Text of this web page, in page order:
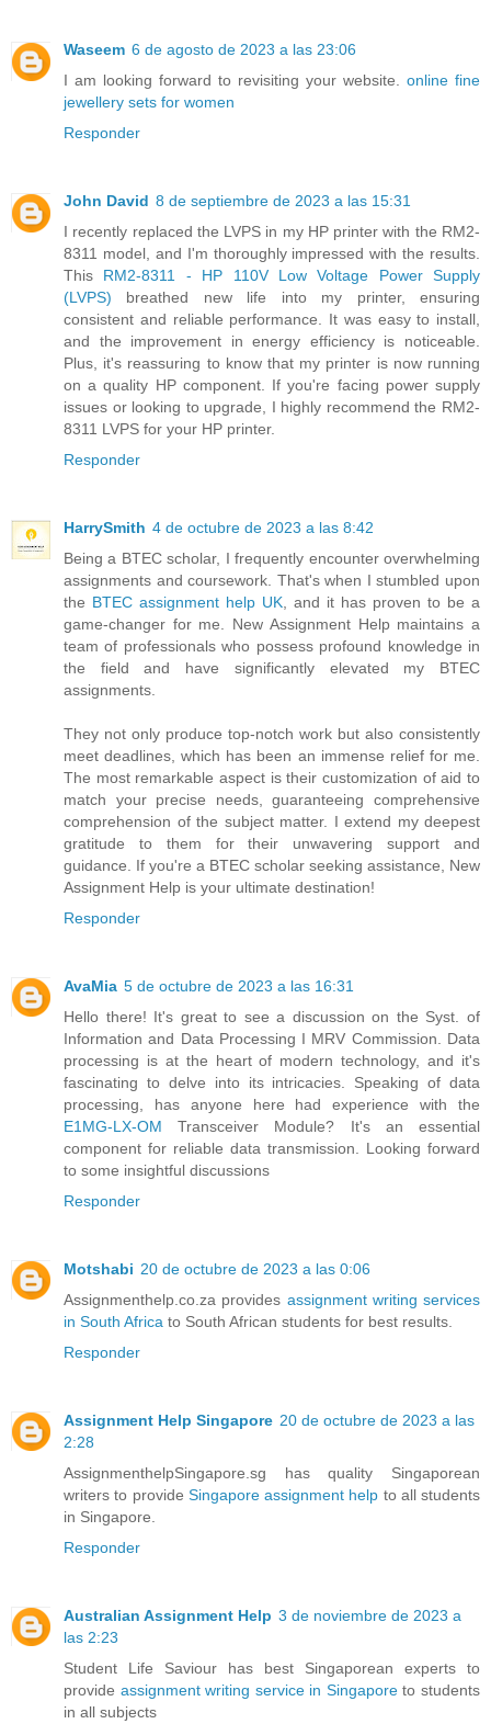
Waseem 6 de agosto de 2023 a las 23:06
I am looking forward to revisiting your website. online fine
jewellery sets for women
Responder
John David 8 de septiembre de 2023 a las 15:31
I recently replaced the LVPS in my HP printer with the RM2-
8311 model, and I'm thoroughly impressed with the results.
This RM2-8311 - HP 110V Low Voltage Power Supply
(LVPS) breathed new life into my printer, ensuring
consistent and reliable performance. It was easy to install,
and the improvement in energy efficiency is noticeable.
Plus, it's reassuring to know that my printer is now running
on a quality HP component. If you're facing power supply
issues or looking to upgrade, I highly recommend the RM2-
8311 LVPS for your HP printer.
Responder
HarrySmith 4 de octubre de 2023 a las 8:42
Being a BTEC scholar, I frequently encounter overwhelming
assignments and coursework. That's when I stumbled upon
the BTEC assignment help UK , and it has proven to be a
game-changer for me. New Assignment Help maintains a
team of professionals who possess profound knowledge in
the field and have significantly elevated my BTEC
assignments.
They not only produce top-notch work but also consistently
meet deadlines, which has been an immense relief for me.
The most remarkable aspect is their customization of aid to
match your precise needs, guaranteeing comprehensive
comprehension of the subject matter. I extend my deepest
gratitude to them for their unwavering support and
guidance. If you're a BTEC scholar seeking assistance, New
Assignment Help is your ultimate destination!
Responder
AvaMia 5 de octubre de 2023 a las 16:31
Hello there! It's great to see a discussion on the Syst. of
Information and Data Processing I MRV Commission. Data
processing is at the heart of modern technology, and it's
fascinating to delve into its intricacies. Speaking of data
processing, has anyone here had experience with the
E1MG-LX-OM Transceiver Module? It's an essential
component for reliable data transmission. Looking forward
to some insightful discussions
Responder
Motshabi 20 de octubre de 2023 a las 0:06
Assignmenthelp.co.za provides assignment writing services
in South Africa to South African students for best results.
Responder
Assignment Help Singapore 20 de octubre de 2023 a las
2:28
AssignmenthelpSingapore.sg has quality Singaporean
writers to provide Singapore assignment help to all students
in Singapore.
Responder
Australian Assignment Help 3 de noviembre de 2023 a
las 2:23
Student Life Saviour has best Singaporean experts to
provide assignment writing service in Singaporeto students
in all subjects